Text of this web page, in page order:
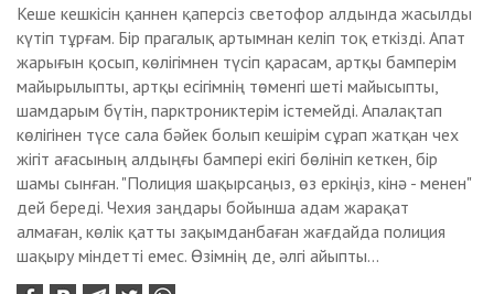
Кеше кешкісін қаннен қаперсіз светофор алдында жасылды
күтіп тұрғам. Бір прагалық артымнан келіп тоқ еткізді. Апат
жарығын қосып, көлігімнен түсіп қарасам, артқы бамперім
майырылыпты, артқы есігімнің төменгі шеті майысыпты,
шамдарым бүтін, парктрониктерім істемейді. Апалақтап
көлігінен түсе сала бәйек болып кешірім сұрап жатқан чех
жігіт ағасының алдыңғы бампері екігі бөлініп кеткен, бір
шамы сынған. "Полиция шақырсаңыз, өз еркіңіз, кінә - менен"
дей береді. Чехия заңдары бойынша адам жарақат
алмаған, көлік қатты зақымданбаған жағдайда полиция
шақыру міндетті емес. Өзімнің де, әлгі айыпты...